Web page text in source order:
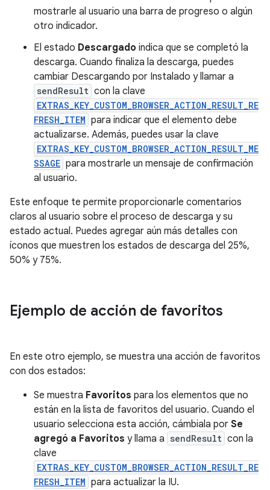
mostrarle al usuario una barra de progreso o algún
otro indicador.
El estado Descargado indica que se completó la
descarga. Cuando finaliza la descarga, puedes
cambiar Descargando por Instalado y llamar a
sendResult con la clave
EXTRAS_KEY_CUSTOM_BROWSER_ACTION_RESULT_RE
FRESH_ITEM para indicar que el elemento debe
actualizarse. Además, puedes usar la clave
EXTRAS_KEY_CUSTOM_BROWSER_ACTION_RESULT_ME
SSAGE para mostrarle un mensaje de confirmación
al usuario.
Este enfoque te permite proporcionarle comentarios
claros al usuario sobre el proceso de descarga y su
estado actual. Puedes agregar aún más detalles con
íconos que muestren los estados de descarga del 25%,
50% y 75%.
Ejemplo de acción de favoritos
En este otro ejemplo, se muestra una acción de favoritos
con dos estados:
Se muestra Favoritos para los elementos que no
están en la lista de favoritos del usuario. Cuando el
usuario selecciona esta acción, cámbiala por Se
agregó a Favoritos y llama a sendResult con la
clave
EXTRAS_KEY_CUSTOM_BROWSER_ACTION_RESULT_RE
FRESH_ITEM para actualizar la IU.